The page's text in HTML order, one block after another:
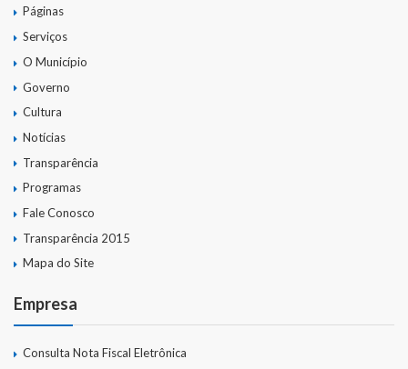
Calendário de Eventos
Galeria de Vereadores
Galeria de Fotos
Vídeos
Programas
Publicações
Covid 19
Páginas
Serviços
O Município
Governo
Cultura
Notícias
Transparência
Programas
Fale Conosco
Transparência 2015
Mapa do Site
Empresa
Consulta Nota Fiscal Eletrônica